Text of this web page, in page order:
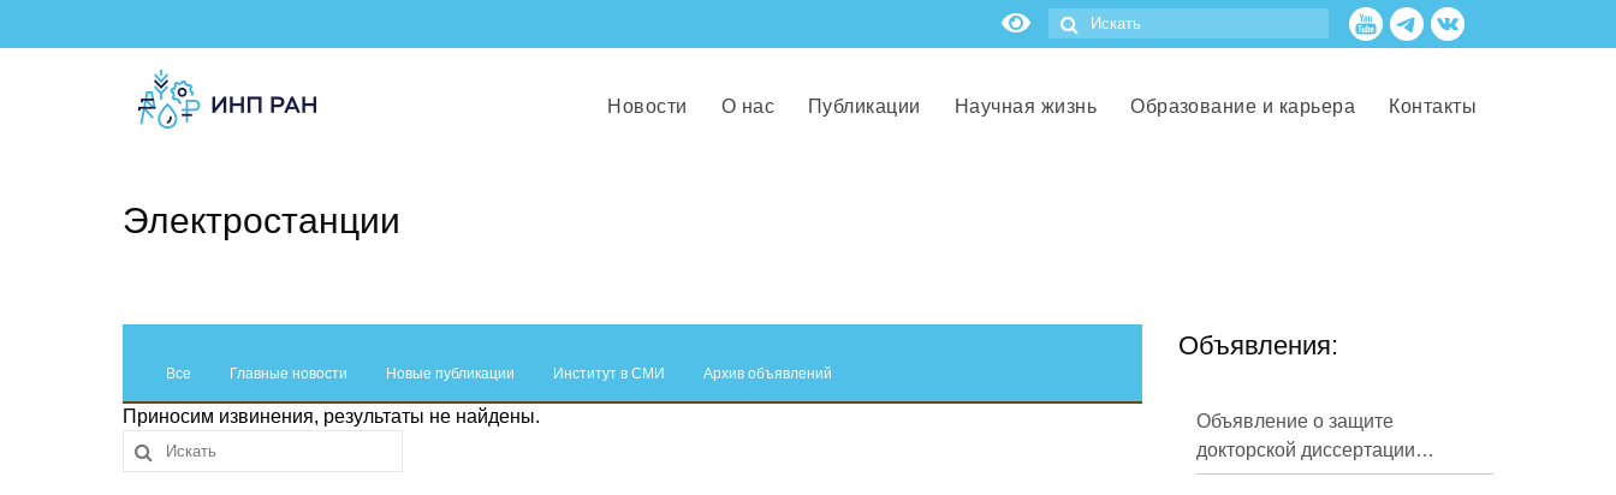
Новости О нас Публикации Научная жизнь Образование и карьера Контакты
Электростанции
Все Главные новости Новые публикации Институт в СМИ Архив объявлений
Приносим извинения, результаты не найдены.
Объявления:
Объявление о защите
докторской диссертации
Кузнецова Михаила